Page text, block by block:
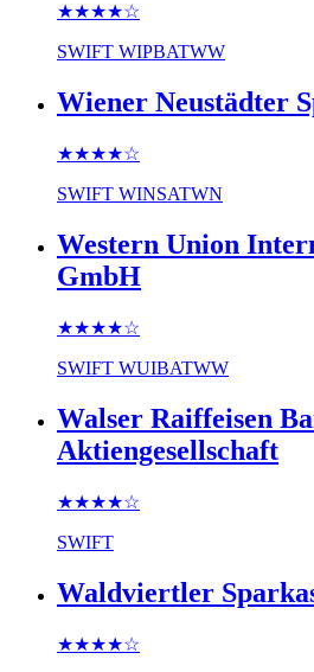
★★★★☆
SWIFT WIPBATWW
Wiener Neustädter
★★★★☆
SWIFT WINSATWN
Western Union
GmbH
★★★★☆
SWIFT WUIBATWW
Walser Raiffeisen
Aktiengesellschaft
★★★★☆
SWIFT
Waldviertler
★★★★☆